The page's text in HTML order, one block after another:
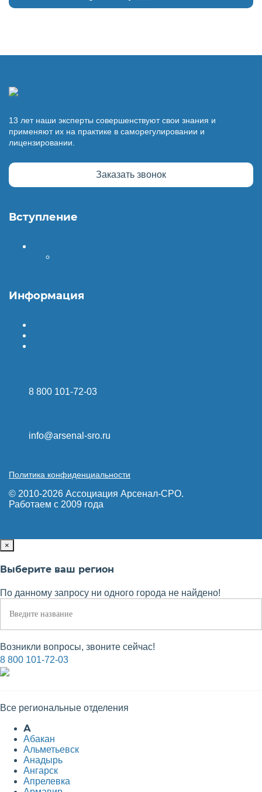
13 лет наши эксперты совершенствуют свои знания и
применяют их на практике в саморегулировании и
лицензировании.
Заказать звонок
Политика конфиденциальности
Вступление
Информация
8 800 101-72-03
info@arsenal-sro.ru
© 2010-2026 Ассоциация Арсенал-СРО.
Работаем с 2009 года
×
Выберите ваш регион
По данному запросу ни одного города не найдено!
Возникли вопросы, звоните сейчас!
8 800 101-72-03
Все региональные отделения
А
Абакан
Альметьевск
Анадырь
Ангарск
Апрелевка